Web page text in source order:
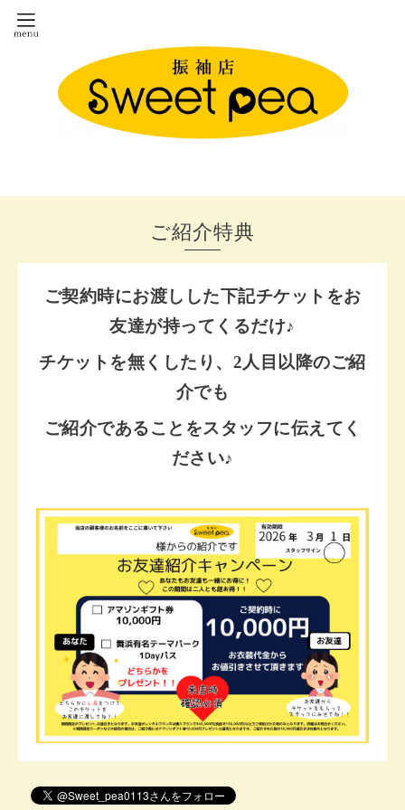
ご紹介特典
ご契約時にお渡しした下記チケットをお
友達が持ってくるだけ♪
チケットを無くしたり、2人目以降のご紹
介でも
ご紹介であることをスタッフに伝えてく
ださい♪